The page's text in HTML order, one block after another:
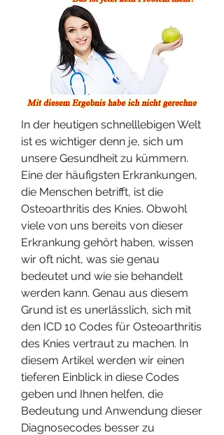
In der heutigen schnelllebigen Welt
ist es wichtiger denn je, sich um
unsere Gesundheit zu kümmern.
Eine der häufigsten Erkrankungen,
die Menschen betrifft, ist die
Osteoarthritis des Knies. Obwohl
viele von uns bereits von dieser
Erkrankung gehört haben, wissen
wir oft nicht, was sie genau
bedeutet und wie sie behandelt
werden kann. Genau aus diesem
Grund ist es unerlässlich, sich mit
den ICD 10 Codes für Osteoarthritis
des Knies vertraut zu machen. In
diesem Artikel werden wir einen
tieferen Einblick in diese Codes
geben und Ihnen helfen, die
Bedeutung und Anwendung dieser
Diagnosecodes besser zu